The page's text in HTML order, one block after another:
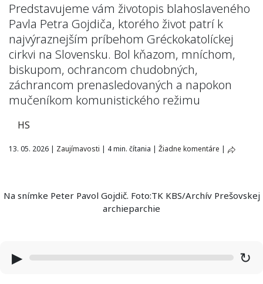
Predstavujeme vám životopis blahoslaveného
Pavla Petra Gojdiča, ktorého život patrí k
najvýraznejším príbehom Gréckokatolíckej
cirkvi na Slovensku. Bol kňazom, mníchom,
biskupom, ochrancom chudobných,
záchrancom prenasledovaných a napokon
mučeníkom komunistického režimu
HS
13. 05. 2026 | Zaujímavosti | 4 min. čítania | Žiadne komentáre |
Na snímke Peter Pavol Gojdič. Foto:TK KBS/Archív Prešovskej
archieparchie
▶ ↻